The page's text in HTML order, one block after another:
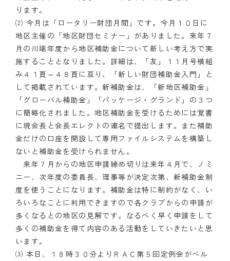
クラブの歴史
歴代会長・幹事
記念誌
案内
例会場・事務局の案内
リンク集
情報公開
入会のご案内
ります。
⑵ 今月は「ロータリー財団月間」です。今月１０日に
地区主催の「地区財団セミナー」がありました。来年７
月の川端年度から地区補助金について新しい考え方で実
施することとなりました。詳細は、「友」１１月号横組
み４１頁～４８頁に亘り、「新しい財団補助金入門」と
して掲載されています。新補助金は、「新地区補助金」
「グローバル補助金」「パッケージ・グランド」の３つ
に簡略化されました。地区補助金を受けるためには覚書
に現会長と会長エレクトの連名で提出します。また補助
金だけの口座を開設して専用ファイルシステムを構築し
ないと補助金を受けられません。
来年７月からの地区申請締め切りは来年４月で、ノミ
ニー、次年度の委員長、理事等が決定次第、新補助金制
度を使うことになります。補助金は特に制約がなく、い
ろいろなことに利用できますので各クラブからの申請が
多くなるとの地区の見解です。なるべく早く申請をして
多くの補助金を得て内容のある活動をしていきたいと思
います。
⑶ 本日、１８時３０分よりＲＡＣ第５回定例会がベル